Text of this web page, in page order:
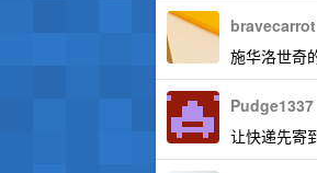
bravecarrot
施华洛世奇
Pudge1337
让快递先寄